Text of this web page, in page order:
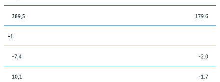
389,5 179.6
-1
-7,4 -2.0
10,1 -1.7